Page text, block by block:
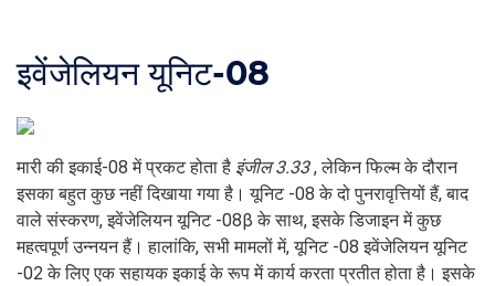
इवेंजेलियन यूनिट-08
मारी की इकाई-08 में प्रकट होता है इंजील 3.33, लेकिन फिल्म के दौरान
इसका बहुत कुछ नहीं दिखाया गया है। यूनिट -08 के दो पुनरावृत्तियों हैं, बाद
वाले संस्करण, इवेंजेलियन यूनिट -08β के साथ, इसके डिजाइन में कुछ
महत्वपूर्ण उन्नयन हैं। हालांकि, सभी मामलों में, यूनिट -08 इवेंजेलियन यूनिट
-02 के लिए एक सहायक इकाई के रूप में कार्य करता प्रतीत होता है। इसके